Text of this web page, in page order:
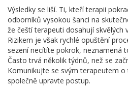
Výsledky se liší. Ti, kteří terapii
odborníků vysokou šanci na
že čeští terapeuti dosahují skvělých
Rizikem je však rychlé opuštění
sezení necítíte pokrok, neznamená
Často trvá několik týdnů, než se
Komunikujte se svým terapeutem
společně upravte postup.